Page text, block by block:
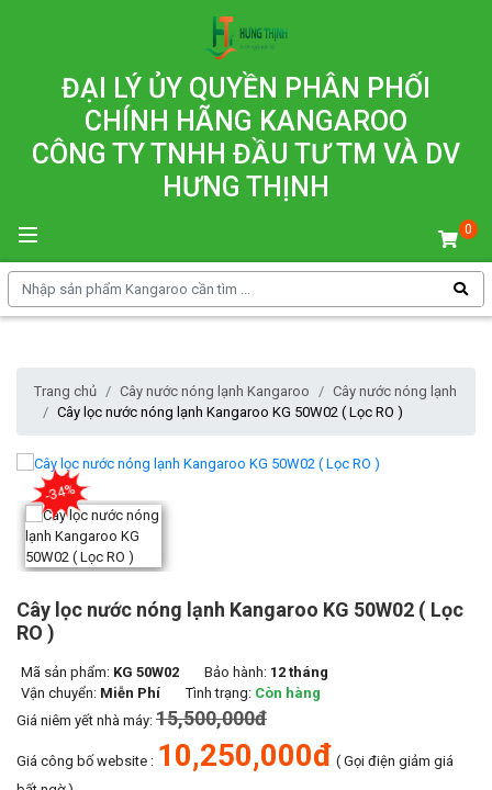
ĐẠI LÝ ỦY QUYỀN PHÂN PHỐI
CHÍNH HÃNG KANGAROO
CÔNG TY TNHH ĐẦU TƯ TM VÀ DV
HƯNG THỊNH
0
Trang chủ Cây nước nóng lạnh Kangaroo
Cây nước nóng lạnh
Cây lọc nước nóng lạnh Kangaroo KG 50W02 ( Lọc RO )
-34
Cây lọc nước nóng lạnh Kangaroo KG 50W02 ( Lọc
RO )
Mã sản phẩm: KG 50W02 Bảo hành: 12 tháng
Vận chuyển: Miễn Phí Tình trạng: Còn hàng
Giá niêm yết nhà máy: 15,500,000đ
Giá công bố website : 10,250,000đ ( Gọi điện giảm giá